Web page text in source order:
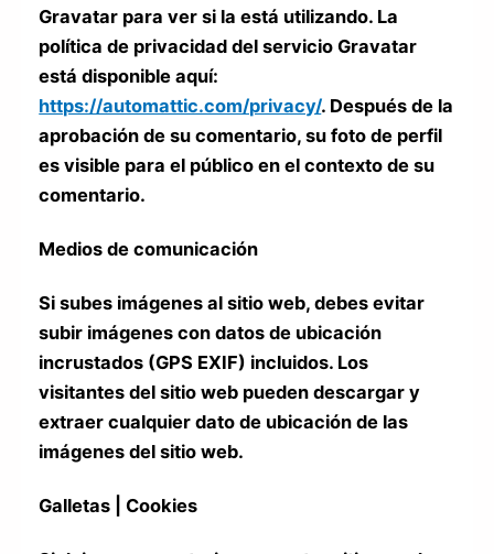
Gravatar para ver si la está utilizando. La
política de privacidad del servicio Gravatar
está disponible aquí:
https://automattic.com/privacy/. Después de la
aprobación de su comentario, su foto de perfil
es visible para el público en el contexto de su
comentario.
Medios de comunicación
Si subes imágenes al sitio web, debes evitar
subir imágenes con datos de ubicación
incrustados (GPS EXIF) incluidos. Los
visitantes del sitio web pueden descargar y
extraer cualquier dato de ubicación de las
imágenes del sitio web.
Galletas | Cookies